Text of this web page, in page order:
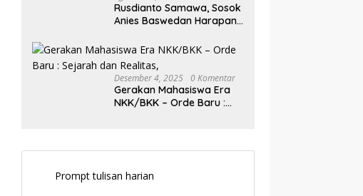
Rusdianto Samawa, Sosok
Anies Baswedan Harapan
Desember 4, 2025 0 Komentar
Gerakan Mahasiswa Era
NKK/BKK – Orde Baru :
Prompt tulisan harian